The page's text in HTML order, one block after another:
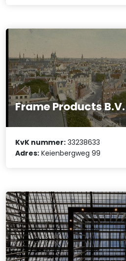
Frame Products B.V.
KvK nummer: 33238633
Adres: Keienbergweg 99